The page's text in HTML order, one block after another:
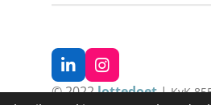
L
i
I
n
© 2022lottedoet|KvK